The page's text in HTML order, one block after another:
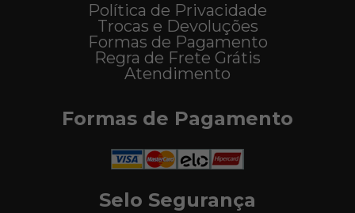
Política de Privacidade
Trocas e Devoluções
Formas de Pagamento
Regra de Frete Grátis
Atendimento
Formas de Pagamento
Selo Segurança